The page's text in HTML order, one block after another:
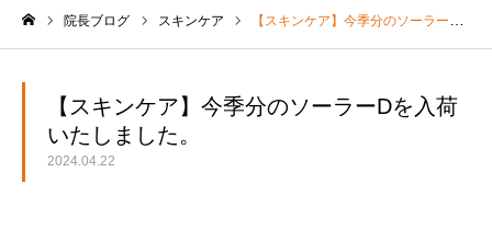
院長ブログ スキンケア 【スキンケア】今季分のソーラーDを入荷いたしました。
【スキンケア】今季分のソーラーDを入荷
いたしました。
2024.04.22